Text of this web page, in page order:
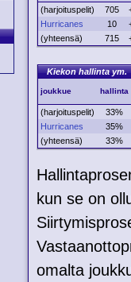
(harjoituspelit) 705
Hurricanes
10
(yhteensä)
715
Kiekon hallinta ym.
joukkue hallinta
(harjoituspelit) 33%
Hurricanes
35%
(yhteensä)
33%
kun se on
omalta